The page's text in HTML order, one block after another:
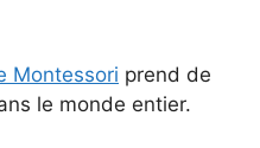
Montessori prend de
le monde entier.